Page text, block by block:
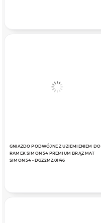
GNIAZDO PODWÓJNE Z UZIEMIENIEM DO
RAMEK SIMON 54 PREMIUM BRĄZ MAT
SIMON 54 - DGZ2MZ.01/46